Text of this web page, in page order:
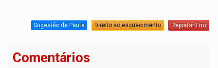
Sugestão de Pauta Direito ao esquecimento Reportar Erro
Comentários